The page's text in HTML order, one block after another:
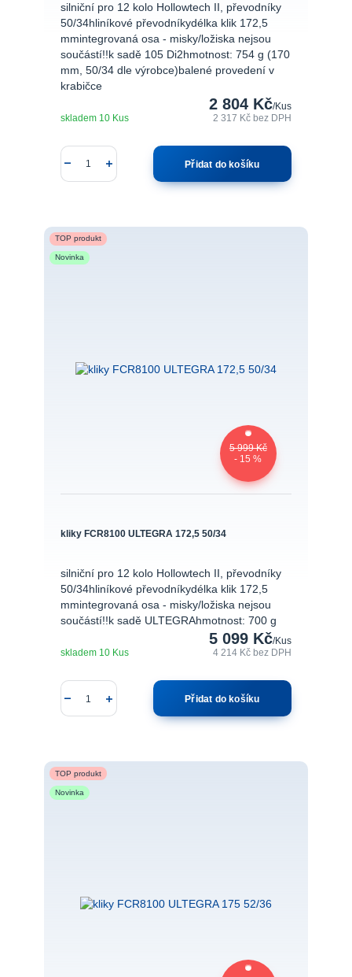
silniční pro 12 kolo Hollowtech II, převodníky
50/34hliníkové převodníkydélka klik 172,5
mmintegrovaná osa - misky/ložiska nejsou
součástí!!k sadě 105 Di2hmotnost: 754 g (170
mm, 50/34 dle výrobce)balené provedení v
krabičce
2 804 Kč/Kus
2 317 Kčbez DPH
skladem 10 Kus
Přidat do košíku
TOP produkt
Novinka
5 999 Kč
- 15 %
kliky FCR8100 ULTEGRA 172,5 50/34
silniční pro 12 kolo Hollowtech II, převodníky
50/34hliníkové převodníkydélka klik 172,5
mmintegrovaná osa - misky/ložiska nejsou
součástí!!k sadě ULTEGRAhmotnost: 700 g
5 099 Kč/Kus
4 214 Kč bez DPH
skladem 10 Kus
Přidat do košíku
TOP produkt
Novinka